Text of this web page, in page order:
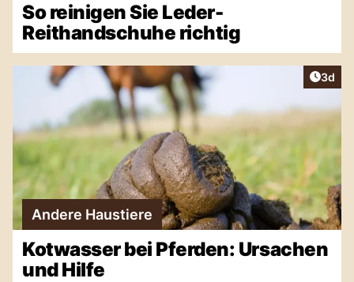
So reinigen Sie Leder-
Reithandschuhe richtig
3d
Andere Haustiere
Kotwasser bei Pferden: Ursachen
und Hilfe